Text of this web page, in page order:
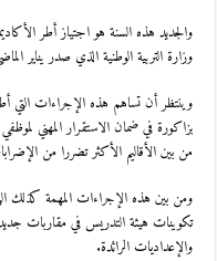
والجديد هذه السنة هو اجتياز أطر
وزارة التربية الوطنية الذي صدر يناير
وينتظر أن تساهم هذه الإجراءات التي
بزاكورة في ضمان الاستقرار المهني
من بين الأقاليم الأكثر تضررا من
ومن بين هذه الإجراءات المهمة كذلك
تكوينات هيئة التدريس في مقاربات
والإعداديات الرائدة.